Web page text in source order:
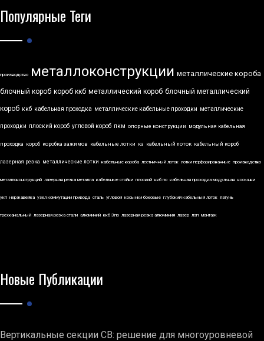
Популярные Теги
производство металлоконструкции металлические короба
блочный короб короб ккб металлический короб блочный металлический
короб ккб кабельная проходка металлические кабельные проходки металлические
проходки плоский короб угловой короб пкм опорные конструкции модульная кабельная
проходка короб коробка зажимов кабельные лотки кз кабельный лоток кабельный короб
лазерная резка металлические лотки кабельные короба лестничный лоток лотки перфорированные производство
металлоконструкций лазерная резка металла кабельные стойки плоский ккб по кабельная проходка модульная косынки
укп нержавейка узел коммутации привода сталь угловой косынки боковые глубокий кабельный лоток латунь
трехканальный лазерная резка стали алюминий ккб 3по лазерная резка алюминия лазер лэп монтаж
Новые Публикации
Вертикальные секции СВ: решение для многоуровневой